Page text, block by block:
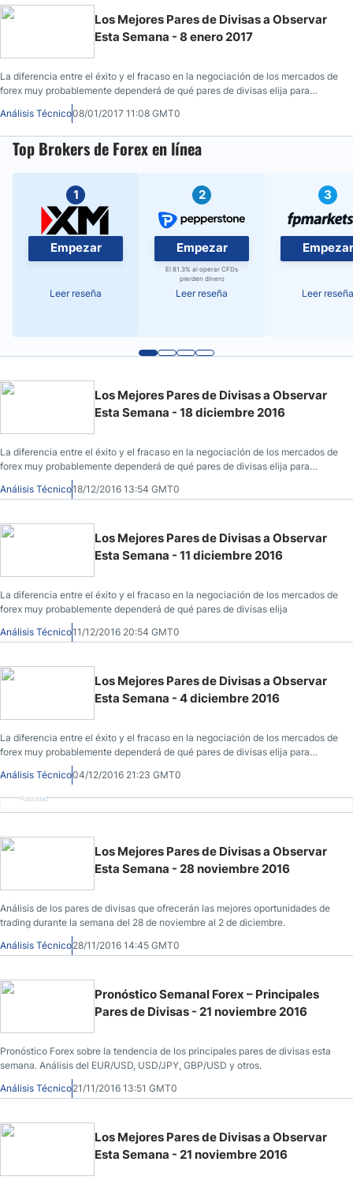
Los Mejores Pares de Divisas a Observar
Esta Semana - 8 enero 2017
La diferencia entre el éxito y el fracaso en la negociación de los mercados de
forex muy probablemente dependerá de qué pares de divisas elija para
negociar cada semana y no de los métodos de trading exactos que podría
utilizar para determinar las entradas y salidas del mercado.
Análisis Técnico08/01/2017 11:08 GMT0
Top Brokers de Forex en línea
1
Empezar
Leer reseña
2
Empezar
El 81.3% al operar CFDs
pierden dinero
Leer reseña
3
Empezar
Leer reseña
Los Mejores Pares de Divisas a Observar
Esta Semana - 18 diciembre 2016
La diferencia entre el éxito y el fracaso en la negociación de los mercados de
forex muy probablemente dependerá de qué pares de divisas elija para
negociar cada semana y no de los métodos de trading exactos que podría
utilizar para determinar las entradas y salidas del mercado.
Análisis Técnico18/12/2016 13:54 GMT0
Los Mejores Pares de Divisas a Observar
Esta Semana - 11 diciembre 2016
La diferencia entre el éxito y el fracaso en la negociación de los mercados de
forex muy probablemente dependerá de qué pares de divisas elija
Análisis Técnico11/12/2016 20:54 GMT0
Los Mejores Pares de Divisas a Observar
Esta Semana - 4 diciembre 2016
La diferencia entre el éxito y el fracaso en la negociación de los mercados de
forex muy probablemente dependerá de qué pares de divisas elija para
negociar cada semana y no de los métodos de trading exactos que podría
utilizar para determinar las entradas y salidas del mercado.
Análisis Técnico04/12/2016 21:23 GMT0
Publicidad
Los Mejores Pares de Divisas a Observar
Esta Semana - 28 noviembre 2016
Análisis de los pares de divisas que ofrecerán las mejores oportunidades de
trading durante la semana del 28 de noviembre al 2 de diciembre.
Análisis Técnico28/11/2016 14:45 GMT0
Pronóstico Semanal Forex – Principales
Pares de Divisas - 21 noviembre 2016
Pronóstico Forex sobre la tendencia de los principales pares de divisas esta
semana. Análisis del EUR/USD, USD/JPY, GBP/USD y otros.
Análisis Técnico21/11/2016 13:51 GMT0
Los Mejores Pares de Divisas a Observar
Esta Semana - 21 noviembre 2016